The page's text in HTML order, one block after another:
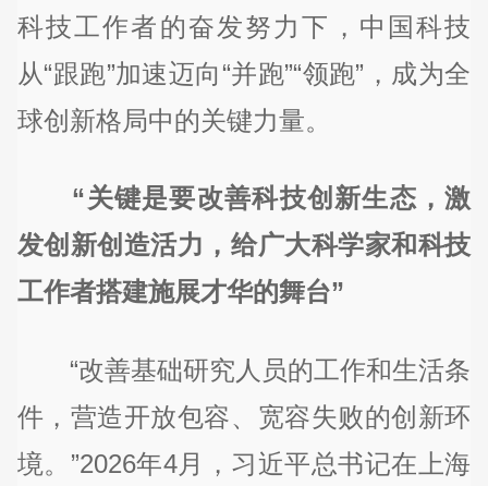
科技工作者的奋发努力下，中国科技
从“跟跑”加速迈向“并跑”“领跑”，成为全
球创新格局中的关键力量。
“关键是要改善科技创新生态，激
发创新创造活力，给广大科学家和科技
工作者搭建施展才华的舞台”
“改善基础研究人员的工作和生活条
件，营造开放包容、宽容失败的创新环
境。”2026年4月，习近平总书记在上海